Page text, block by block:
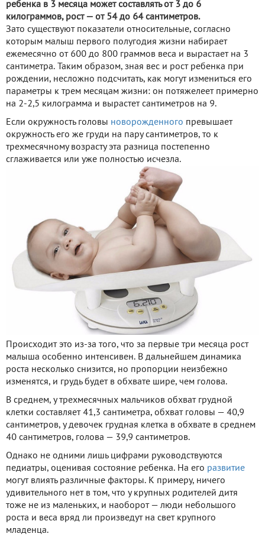
ребенка в 3 месяца может составлять от 3 до 6
килограммов, рост — от 54 до 64 сантиметров.
Зато существуют показатели относительные, согласно
которым малыш первого полугодия жизни набирает
ежемесячно от 600 до 800 граммов веса и вырастает на 3
сантиметра. Таким образом, зная вес и рост ребенка при
рождении, несложно подсчитать, как могут измениться его
параметры к трем месяцам жизни: он потяжелеет примерно
на 2-2,5 килограмма и вырастет сантиметров на 9.
Если окружность головы новорожденного превышает
окружность его же груди на пару сантиметров, то к
трехмесячному возрасту эта разница постепенно
сглаживается или уже полностью исчезла.
Происходит это из-за того, что за первые три месяца рост
малыша особенно интенсивен. В дальнейшем динамика
роста несколько снизится, но пропорции неизбежно
изменятся, и грудь будет в обхвате шире, чем голова.
В среднем, у трехмесячных мальчиков обхват грудной
клетки составляет 41,3 сантиметра, обхват головы — 40,9
сантиметров, у девочек грудная клетка в обхвате в среднем
40 сантиметров, голова — 39,9 сантиметров.
Однако не одними лишь цифрами руководствуются
педиатры, оценивая состояние ребенка. На его развитие
могут влиять различные факторы. К примеру, ничего
удивительного нет в том, что у крупных родителей дитя
тоже не из маленьких, и наоборот — люди небольшого
роста и веса вряд ли произведут на свет крупного
младенца.